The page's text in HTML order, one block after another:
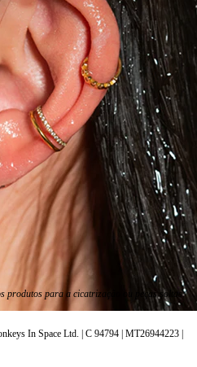
produtos para a cicatrização ou peças soltas.
In Space Ltd. | C 94794 | MT26944223 |